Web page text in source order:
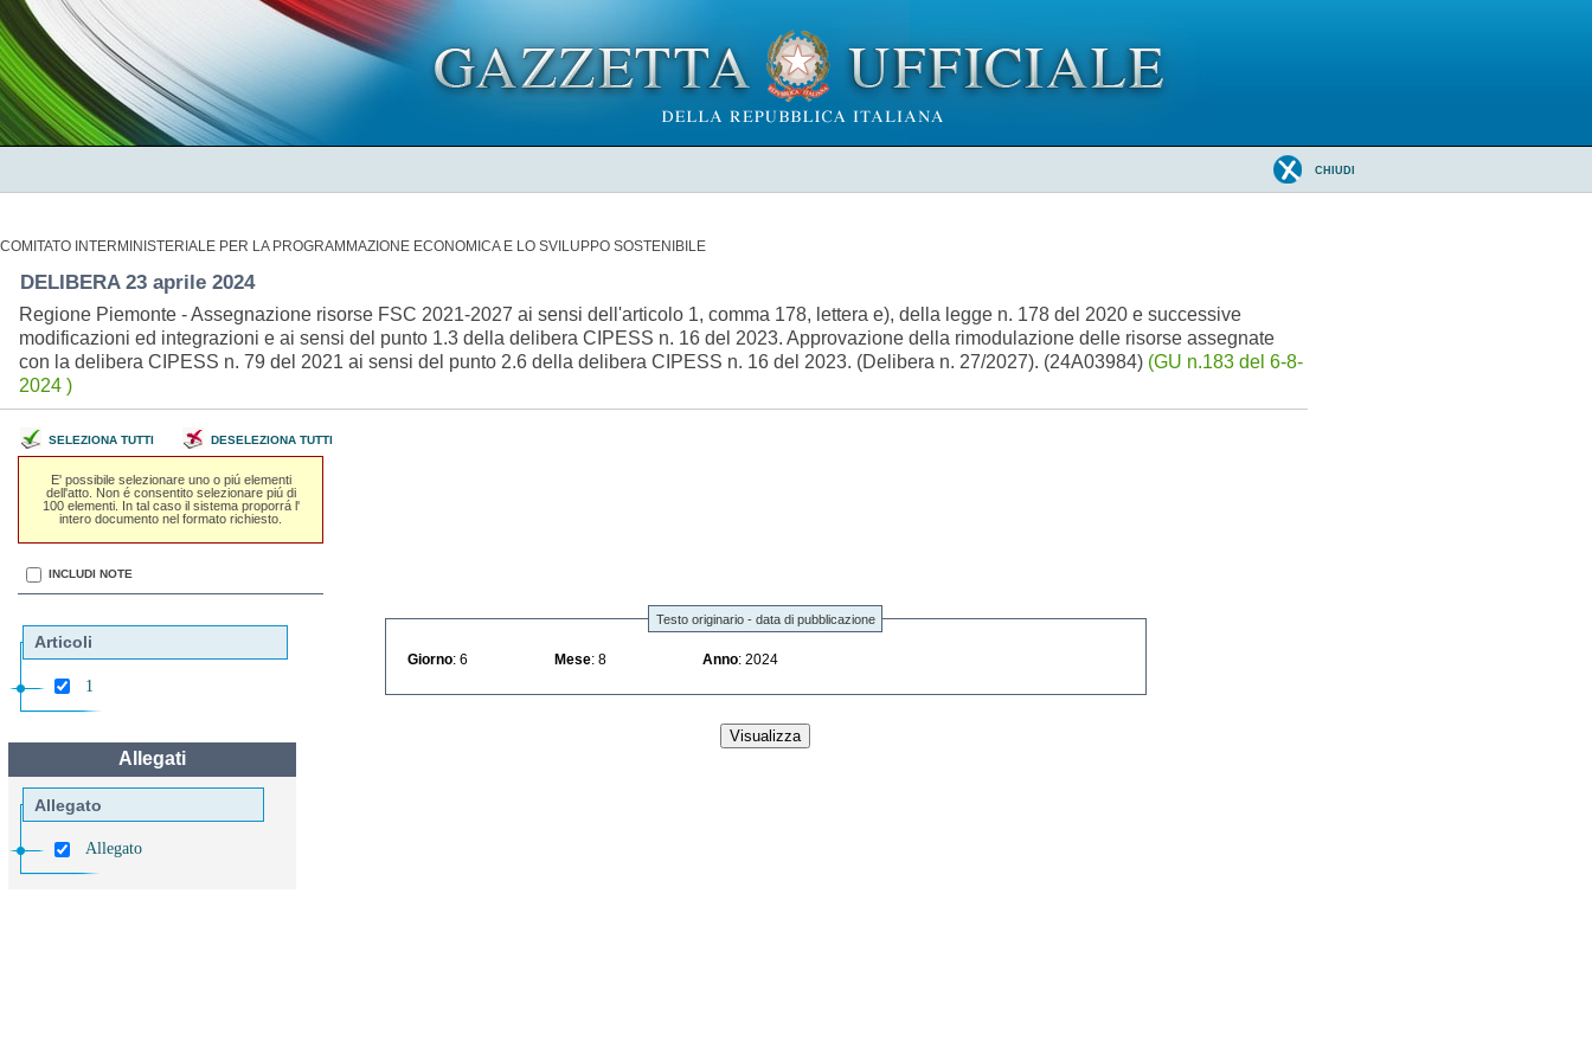
CHIUDI
COMITATO INTERMINISTERIALE PER LA PROGRAMMAZIONE ECONOMICA E LO SVILUPPO SOSTENIBILE
DELIBERA 23 aprile 2024
Regione Piemonte - Assegnazione risorse FSC 2021-2027 ai sensi dell'articolo 1, comma 178, lettera e), della legge n. 178 del 2020 e successive
modificazioni ed integrazioni e ai sensi del punto 1.3 della delibera CIPESS n. 16 del 2023. Approvazione della rimodulazione delle risorse assegnate
con la delibera CIPESS n. 79 del 2021 ai sensi del punto 2.6 della delibera CIPESS n. 16 del 2023. (Delibera n. 27/2027). (24A03984) (GU n.183 del 6-8-
2024 )
SELEZIONA TUTTI DESELEZIONA TUTTI
E' possibile selezionare uno o piú elementi
dell'atto. Non é consentito selezionare piú di
100 elementi. In tal caso il sistema proporrá l'
intero documento nel formato richiesto.
INCLUDI NOTE
Articoli
1
Allegati
Allegato
Allegato
Testo originario - data di pubblicazione
Giorno : 6 Mese : 8 Anno : 2024